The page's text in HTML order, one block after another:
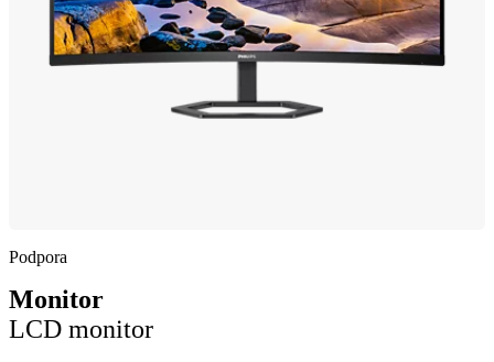
Podpora
Monitor
LCD monitor